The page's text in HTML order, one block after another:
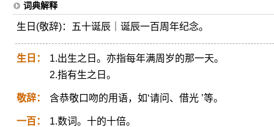
词典解释
生日(敬辞)：五十诞辰｜诞辰一百周年纪念。
生日：
1.出生之日。亦指每年满周岁的那一天。
2.指有生之日。
敬辞： 含恭敬口吻的用语，如‘请问、借光 ’等。
一百：
1.数词。十的十倍。